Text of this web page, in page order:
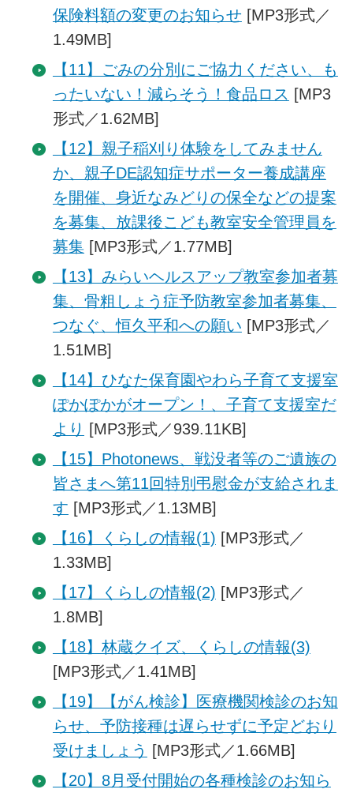
保険料額の変更のお知らせ[MP3形式／
1.49MB]
【11】ごみの分別にご協力ください、も
ったいない！減らそう！食品ロス [MP3
形式／1.62MB]
【12】親子稲刈り体験をしてみません
か、親子DE認知症サポーター養成講座
を開催、身近なみどりの保全などの提案
を募集、放課後こども教室安全管理員を
募集 [MP3形式／1.77MB]
【13】みらいヘルスアップ教室参加者募
集、骨粗しょう症予防教室参加者募集、
つなぐ、恒久平和への願い [MP3形式／
1.51MB]
【14】ひなた保育園やわら子育て支援室
ぽかぽかがオープン！、子育て支援室だ
より
[MP3形式／939.11KB]
【15】Photonews、戦没者等のご遺族の
皆さまへ第11回特別弔慰金が支給されま
す [MP3形式／1.13MB]
【16】くらしの情報(1) [MP3形式／
1.33MB]
【17】くらしの情報(2) [MP3形式／
1.8MB]
【18】林蔵クイズ、くらしの情報(3)
[MP3形式／1.41MB]
【19】【がん検診】医療機関検診のお知
らせ、予防接種は遅らせずに予定どおり
受けましょう
[MP3形式／1.66MB]
【20】8月受付開始の各種検診のお知ら